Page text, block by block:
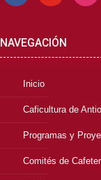
NAVEGACIÓN
Inicio
Caficultura de
Programas y
Comités de